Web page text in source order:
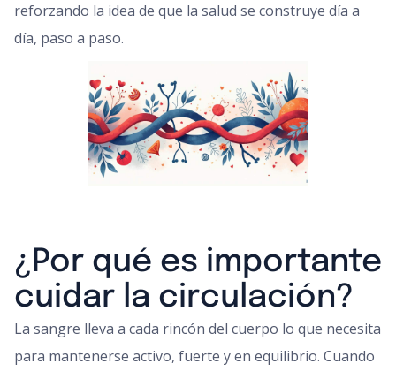
reforzando la idea de que la salud se construye día a
día, paso a paso.
¿Por qué es importante
cuidar la circulación?
La sangre lleva a cada rincón del cuerpo lo que necesita
para mantenerse activo, fuerte y en equilibrio. Cuando